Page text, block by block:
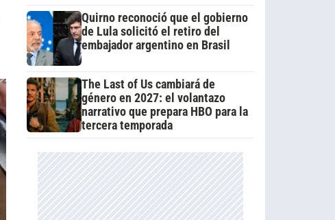
Quirno reconoció que el gobierno
de Lula solicitó el retiro del
embajador argentino en Brasil
The Last of Us cambiará de
género en 2027: el volantazo
narrativo que prepara HBO para la
tercera temporada